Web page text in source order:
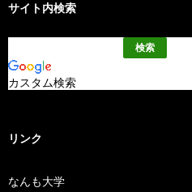
サイト内検索
カスタム検索
リンク
なんも大学